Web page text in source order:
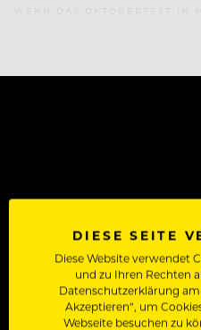
WENN DAS OKTOBERFEST
Zugriff auf alle Artikel,
DIESE SEITE
Diese Website verwendet
und zu Ihren Rechten
Datenschutzerklärung am
Akzeptieren“, um
Webseite besuchen zu